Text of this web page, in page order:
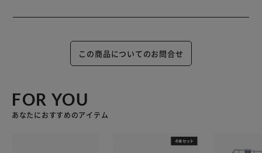
この商品についてのお問合せ
FOR YOU
あなたにおすすめのアイテム